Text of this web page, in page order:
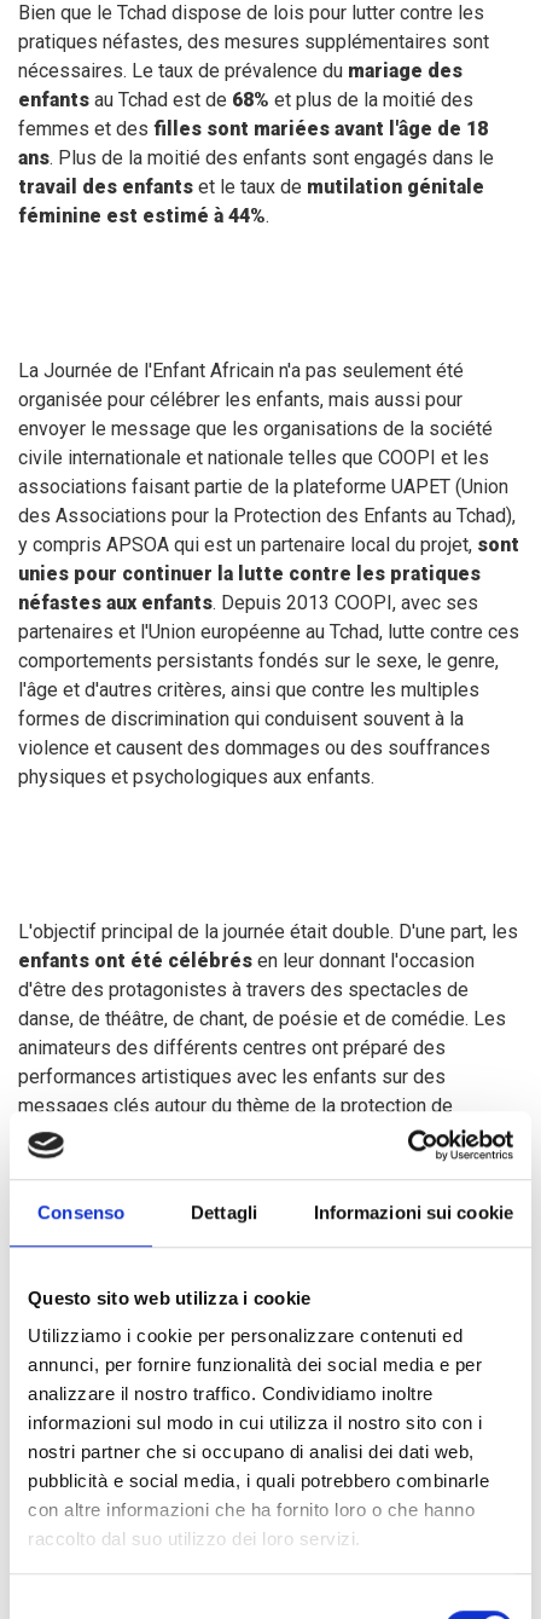
Consenso Dettagli Informazioni sui cookie
Questo sito web utilizza i cookie
Utilizziamo i cookie per personalizzare contenuti ed
annunci, per fornire funzionalità dei social media e per
analizzare il nostro traffico. Condividiamo inoltre
informazioni sul modo in cui utilizza il nostro sito con i
nostri partner che si occupano di analisi dei dati web,
pubblicità e social media, i quali potrebbero combinarle
con altre informazioni che ha fornito loro o che hanno
raccolto dal suo utilizzo dei loro servizi.
Bien que le Tchad dispose de lois pour lutter contre les
pratiques néfastes, des mesures supplémentaires sont
nécessaires. Le taux de prévalence du mariage des
enfants au Tchad est de 68% et plus de la moitié des
femmes et des filles sont mariées avant l'âge de 18
ans. Plus de la moitié des enfants sont engagés dans le
travail des enfants et le taux de mutilation génitale
féminine est estimé à 44%.
La Journée de l'Enfant Africain n'a pas seulement été
organisée pour célébrer les enfants, mais aussi pour
envoyer le message que les organisations de la société
civile internationale et nationale telles que COOPI et les
associations faisant partie de la plateforme UAPET (Union
des Associations pour la Protection des Enfants au Tchad),
y compris APSOA qui est un partenaire local du projet, sont
unies pour continuer la lutte contre les pratiques
néfastes aux enfants. Depuis 2013 COOPI, avec ses
partenaires et l'Union européenne au Tchad, lutte contre ces
comportements persistants fondés sur le sexe, le genre,
l'âge et d'autres critères, ainsi que contre les multiples
formes de discrimination qui conduisent souvent à la
violence et causent des dommages ou des souffrances
physiques et psychologiques aux enfants.
L'objectif principal de la journée était double. D'une part, les
enfants ont été célébrés en leur donnant l'occasion
d'être des protagonistes à travers des spectacles de
danse, de théâtre, de chant, de poésie et de comédie. Les
animateurs des différents centres ont préparé des
performances artistiques avec les enfants sur des
messages clés autour du thème de la protection de
l'enfance et des droits de l'enfant, pour sensibiliser et
mobiliser la communauté en se plaçant au centre du
jury formé par les autorités présentes a sélectionné deux
messages clés qui seront diffusés sur une radio locale
D'autre part, la cérémonie a été un moment pour les
associations locales defaire réfléchir les autorités
locales sur les pratiques néfastes encore fréquentes
qui affectent les enfantsau Tchad. En présence des
médias, l'UAPET a pu confirmer son rôle crucial en tant
qu'acteur de la société civile dans la protection de l'enfance
au Tchad et exiger du gouvernement une action immédiate